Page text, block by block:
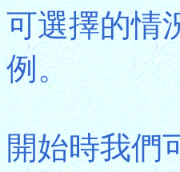
可選擇的情
例。
開始時我們